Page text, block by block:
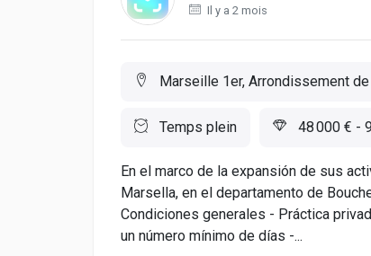
Il y a 2 mois
Marseille 1er, Arrondissement
Temps plein 48 000 € -
En el marco de la expansión de sus
Marsella, en el departamento de
Condiciones generales - Práctica
un número mínimo de días -...